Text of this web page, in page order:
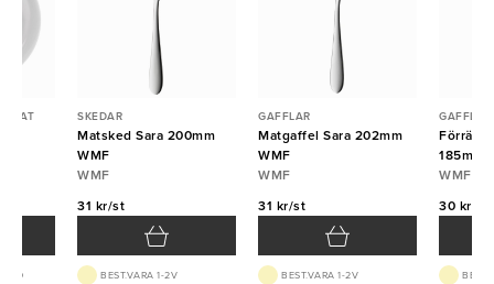
& FAT
1-2D
SKEDAR
Matsked Sara 200mm
WMF
WMF
31 kr/st
BEST.VARA 1-2V
GAFFLAR
Matgaffel Sara 202mm
WMF
WMF
31 kr/st
BEST.VARA 1-2V
GAFFLAR
185mm
WMF
30 kr/st